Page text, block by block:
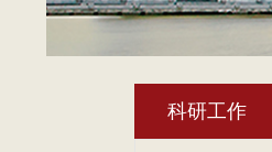
科研工作